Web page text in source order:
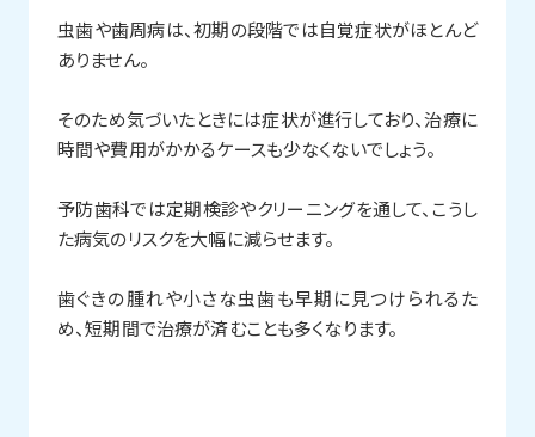
虫歯や歯周病は、初期の段階では自覚症状がほとんど
ありません。
そのため気づいたときには症状が進行しており、治療に
時間や費用がかかるケースも少なくないでしょう。
予防歯科では定期検診やクリーニングを通して、こうし
た病気のリスクを大幅に減らせます。
歯ぐきの腫れや小さな虫歯も早期に見つけられるた
め、短期間で治療が済むことも多くなります。